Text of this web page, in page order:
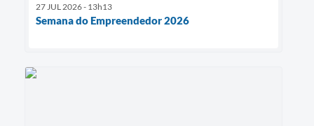
27 JUL 2026 - 13h13
Semana do Empreendedor 2026